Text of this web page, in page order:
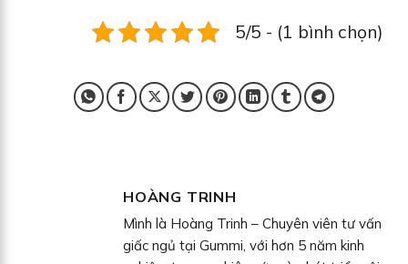
5/5 - (1 bình chọn)
HOÀNG TRINH
Mình là Hoàng Trinh – Chuyên viên tư vấn
giấc ngủ tại Gummi, với hơn 5 năm kinh